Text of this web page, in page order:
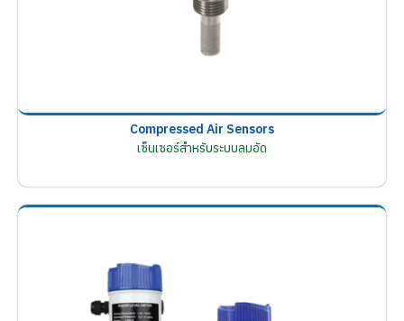
Compressed Air Sensors
เซ็นเซอร์สำหรับระบบลมอัด